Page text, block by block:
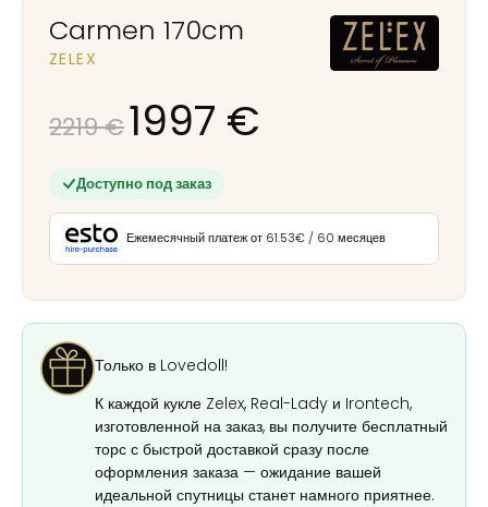
Carmen 170cm
ZELEX
2219€1997 €
Доступно под заказ
Ежемесячный платеж от 61.53€ / 60 месяцев
Только в Lovedoll!
К каждой кукле Zelex, Real-Lady и Irontech,
изготовленной на заказ, вы получите бесплатный
торс с быстрой доставкой сразу после
оформления заказа — ожидание вашей
идеальной спутницы станет намного приятнее.